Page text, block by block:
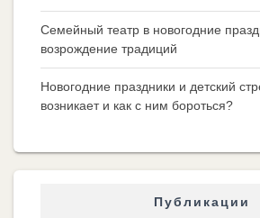
Семейный театр в новогодние
возрождение традиций
Новогодние праздники и детский
возникает и как с ним бороться?
Публикации